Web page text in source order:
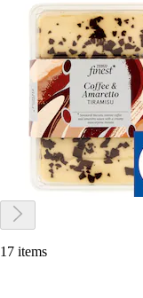
17 items